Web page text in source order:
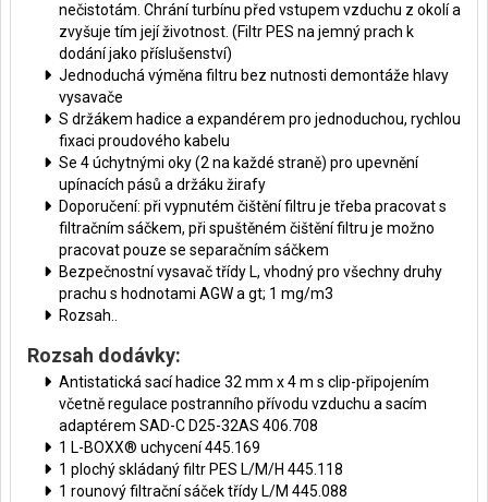
nečistotám. Chrání turbínu před vstupem vzduchu z okolí a
zvyšuje tím její životnost. (Filtr PES na jemný prach k
dodání jako příslušenství)
Jednoduchá výměna filtru bez nutnosti demontáže hlavy
vysavače
S držákem hadice a expandérem pro jednoduchou, rychlou
fixaci proudového kabelu
Se 4 úchytnými oky (2 na každé straně) pro upevnění
upínacích pásů a držáku žirafy
Doporučení: při vypnutém čištění filtru je třeba pracovat s
filtračním sáčkem, při spuštěném čištění filtru je možno
pracovat pouze se separačním sáčkem
Bezpečnostní vysavač třídy L, vhodný pro všechny druhy
prachu s hodnotami AGW a gt; 1 mg/m3
Rozsah..
Rozsah dodávky:
Antistatická sací hadice 32 mm x 4 m s clip-připojením
včetně regulace postranního přívodu vzduchu a sacím
adaptérem SAD-C D25-32AS 406.708
1 L-BOXX® uchycení 445.169
1 plochý skládaný filtr PES L/M/H 445.118
1 rounový filtrační sáček třídy L/M 445.088